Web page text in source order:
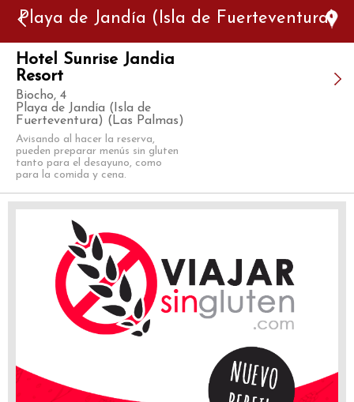
Playa de Jandía (Isla de Fuerteventura)
Hotel Sunrise Jandia
Resort
Biocho, 4
Playa de Jandía (Isla de
Fuerteventura) (Las Palmas)
Avisando al hacer la reserva,
pueden preparar menús sin gluten
tanto para el desayuno, como
para la comida y cena.
Error: The domain WWW.VIAJARSINGLUTEN.COM is not
authorized to show the cookie declaration for domain group
ID 546ddaab-b478-4440-aa8a-3b0205284212. Please add it to
the domain group in the Cookiebot Manager to authorize
the domain.